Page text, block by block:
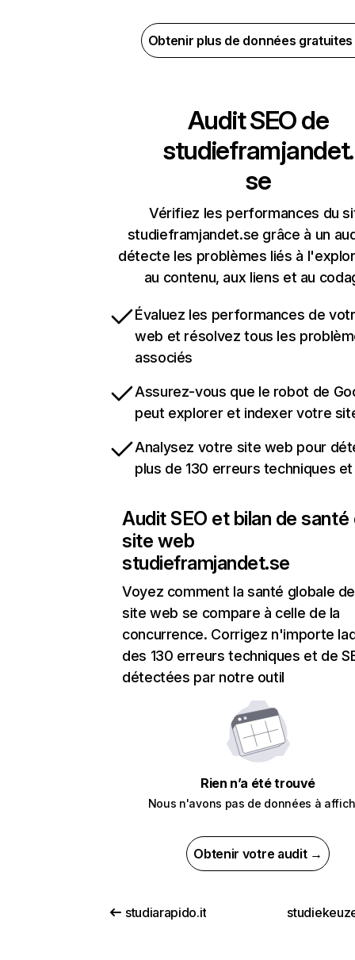
Obtenir plus de données
Audit SEO de
studieframjandet.
se
Vérifiez les performances du
studieframjandet.se grâce à un
détecte les problèmes liés à
au contenu, aux liens et au
Évaluez les performances de
web et résolvez tous les
associés
Assurez-vous que le robot de
peut explorer et indexer votre
Analysez votre site web pour
plus de 130 erreurs techniques et
Audit SEO et bilan de santé
site web
studieframjandet.se
Voyez comment la santé globale
site web se compare à celle de la
concurrence. Corrigez n'importe
des 130 erreurs techniques et de
détectées par notre outil
Rien n’a été trouvé
Nous n'avons pas de données à
Obtenir votre audit →
studiarapido.it